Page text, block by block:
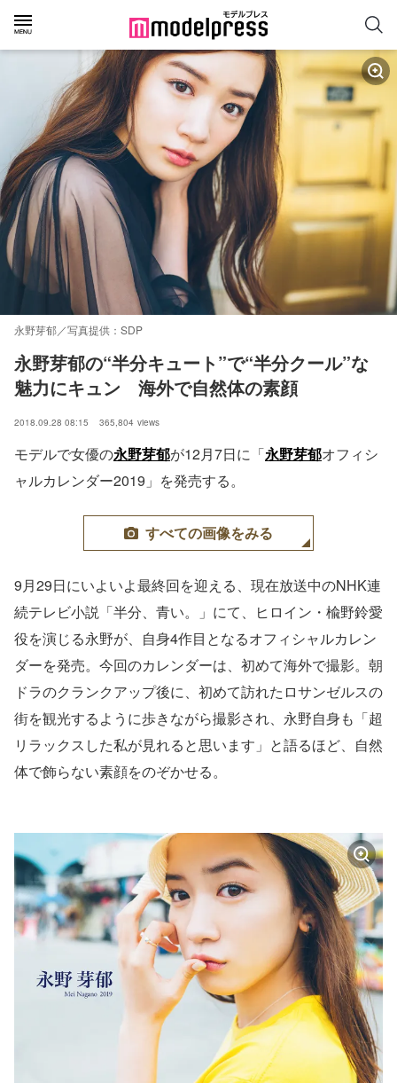
永野芽郁／写真提供：SDP
永野芽郁の“半分キュート”で“半分クール”な
魅力にキュン　海外で自然体の素顔
2018.09.28 08:15 365,804 views
モデルで女優の永野芽郁が12月7日に「永野芽郁オフィシ
ャルカレンダー2019」を発売する。
すべての画像をみる
9月29日にいよいよ最終回を迎える、現在放送中のNHK連
続テレビ小説「半分、青い。」にて、ヒロイン・楡野鈴愛
役を演じる永野が、自身4作目となるオフィシャルカレン
ダーを発売。今回のカレンダーは、初めて海外で撮影。朝
ドラのクランクアップ後に、初めて訪れたロサンゼルスの
街を観光するように歩きながら撮影され、永野自身も「超
リラックスした私が見れると思います」と語るほど、自然
体で飾らない素顔をのぞかせる。